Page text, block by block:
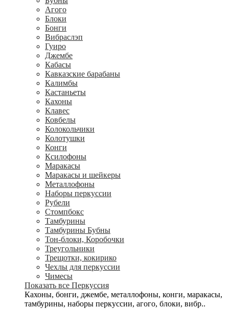
Агого
Блоки
Бонги
Вибраслэп
Гуиро
Джембе
Кабасы
Кавказские барабаны
Калимбы
Кастаньеты
Кахоны
Клавес
Ковбелы
Колокольчики
Колотушки
Конги
Ксилофоны
Маракасы
Маракасы и шейкеры
Металлофоны
Наборы перкуссии
Рубели
Стомпбокс
Тамбурины
Тамбурины Бубны
Тон-блоки, Коробочки
Треугольники
Трещотки, кокирико
Чехлы для перкуссии
Чимесы
Показать все Перкуссия
Кахоны, бонги, джембе, металлофоны, конги, маракасы,
тамбурины, наборы перкуссии, агого, блоки, вибр..